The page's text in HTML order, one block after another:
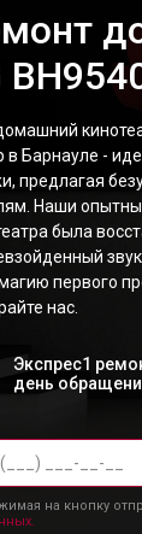
в Барнауле -
предлагая
Наши
была
первого
нас.
Экспрес1
день
на кнопку